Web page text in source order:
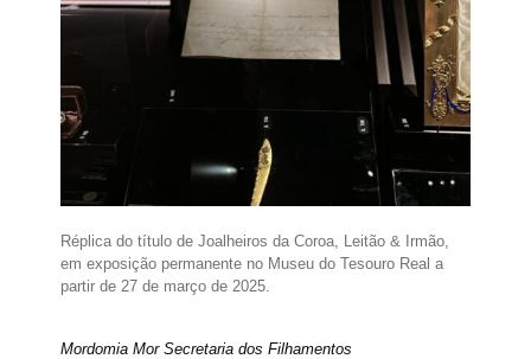
Réplica do título de Joalheiros da Coroa, Leitão & Irmão,
em exposição permanente no Museu do Tesouro Real a
partir de 27 de março de 2025.
Mordomia Mor Secretaria dos Filhamentos